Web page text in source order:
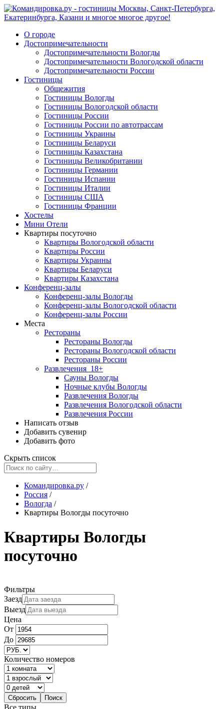
О городе
Достопримечательности
Достопримечательности Вологды
Достопримечательности Вологодской области
Достопримечательности России
Гостиницы
Общежития
Гостиницы Вологды
Гостиницы Вологодской области
Гостиницы России
Гостиницы России по автотрассам
Гостиницы Украины
Гостиницы Беларуси
Гостиницы Казахстана
Гостиницы Великобритании
Гостиницы Германии
Гостиницы Испании
Гостиницы Италии
Гостиницы США
Гостиницы Франции
Хостелы
Мини Отели
Квартиры посуточно
Квартиры Вологодской области
Квартиры России
Квартиры Украины
Квартиры Беларуси
Квартиры Казахстана
Конференц-залы
Конференц-залы Вологды
Конференц-залы Вологодской области
Конференц-залы России
Места
Рестораны
Рестораны Вологды
Рестораны Вологодской области
Рестораны России
Развлечения 18+
Сауны Вологды
Ночные клубы Вологды
Развлечения Вологды
Развлечения Вологодской области
Развлечения России
Написать отзыв
Добавить сувенир
Добавить фото
Скрыть список
Командировка.ру /
Россия /
Вологда /
Квартиры Вологды посуточно
Квартиры Вологды
посуточно
Фильтры
Заезд
Выезд
Цена
От
До
Количество номеров
Все типы